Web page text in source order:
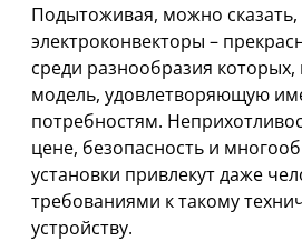
Подытоживая, можно сказать,
электроконвекторы –
среди разнообразия
модель, удовлетворяющую
потребностям.
цене, безопасность и
установки привлекут даже
требованиями к такому
устройству.